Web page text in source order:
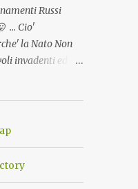
Russi
... Cio'
la Nato Non
invadenti ed
dello spazio
robot chiamato
forse una "False